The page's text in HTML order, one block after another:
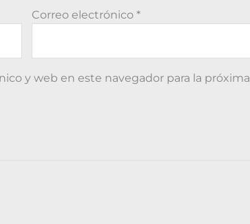
Correo electrónico *
y web en este navegador para la próxima